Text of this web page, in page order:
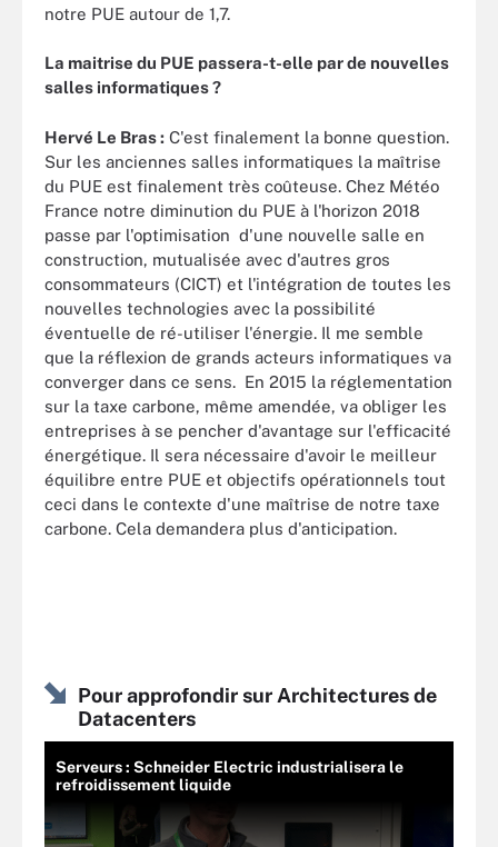
notre PUE autour de 1,7.
La maitrise du PUE passera-t-elle par de nouvelles
salles informatiques ?
Hervé Le Bras : C'est finalement la bonne question.
Sur les anciennes salles informatiques la maîtrise
du PUE est finalement très coûteuse. Chez Météo
France notre diminution du PUE à l'horizon 2018
passe par l'optimisation d'une nouvelle salle en
construction, mutualisée avec d'autres gros
consommateurs (CICT) et l'intégration de toutes les
nouvelles technologies avec la possibilité
éventuelle de ré-utiliser l'énergie. Il me semble
que la réflexion de grands acteurs informatiques va
converger dans ce sens. En 2015 la réglementation
sur la taxe carbone, même amendée, va obliger les
entreprises à se pencher d'avantage sur l'efficacité
énergétique. Il sera nécessaire d'avoir le meilleur
équilibre entre PUE et objectifs opérationnels tout
ceci dans le contexte d'une maîtrise de notre taxe
carbone. Cela demandera plus d'anticipation.
Pour approfondir sur Architectures de
Datacenters
Serveurs : Schneider Electric industrialisera le
refroidissement liquide